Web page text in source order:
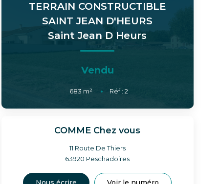
TERRAIN CONSTRUCTIBLE
SAINT JEAN D'HEURS
Saint Jean D Heurs
Vendu
683 m² Réf :2
COMME Chez vous
11 Route De Thiers
63920 Peschadoires